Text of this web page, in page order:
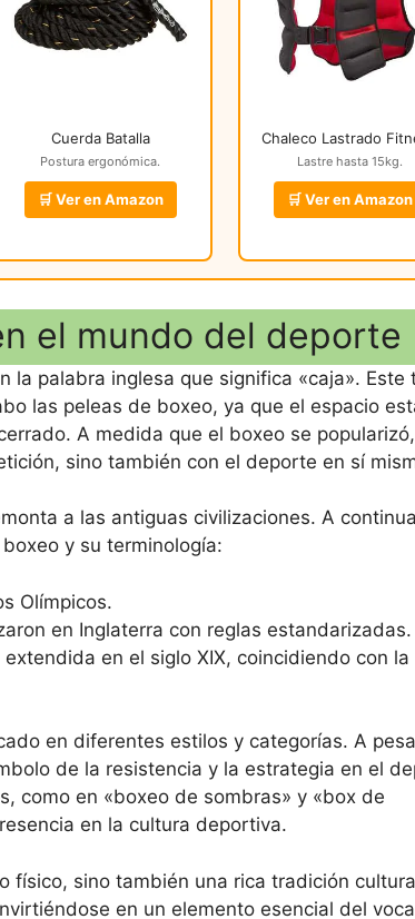
Cuerda Batalla
Postura ergonómica.
🛒 Ver en Amazon
Chaleco Lastrado
Lastre hasta 15kg.
🛒 Ver en Amazon
el mundo del deporte
la palabra inglesa que significa «caja». Este
las peleas de boxeo, ya que el espacio
A medida que el boxeo se
sino también con el deporte en sí
a las antiguas civilizaciones. A
y su terminología:
Olímpicos.
en Inglaterra con reglas estandarizadas.
en el siglo XIX, coincidiendo con la
en diferentes estilos y categorías. A
de la resistencia y la estrategia en el
como en «boxeo de sombras» y «box de
en la cultura deportiva.
físico, sino también una rica tradición
en un elemento esencial del